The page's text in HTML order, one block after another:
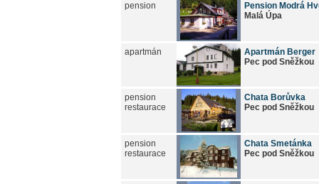
pension
Pension Modrá
Malá Úpa
apartmán
Apartmán Berger
Pec pod Sněžkou
pension
restaurace
Chata Borůvka
Pec pod Sněžkou
pension
restaurace
Chata Smetánka
Pec pod Sněžkou